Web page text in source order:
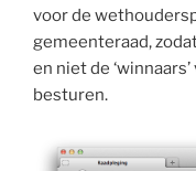
voor de
gemeenteraad,
en niet de
besturen.